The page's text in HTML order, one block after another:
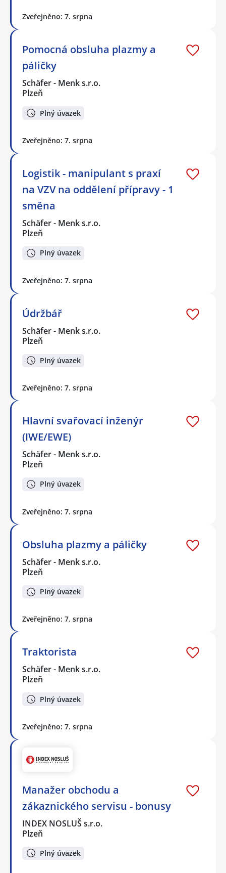
Zveřejněno: 7. srpna
Pomocná obsluha plazmy a
páličky
Schäfer - Menk s.r.o.
Plzeň
Plný úvazek
Zveřejněno: 7. srpna
Logistik - manipulant s praxí
na VZV na oddělení přípravy - 1
směna
Schäfer - Menk s.r.o.
Plzeň
Plný úvazek
Zveřejněno: 7. srpna
Údržbář
Schäfer - Menk s.r.o.
Plzeň
Plný úvazek
Zveřejněno: 7. srpna
Hlavní svařovací inženýr
(IWE/EWE)
Schäfer - Menk s.r.o.
Plzeň
Plný úvazek
Zveřejněno: 7. srpna
Obsluha plazmy a páličky
Schäfer - Menk s.r.o.
Plzeň
Plný úvazek
Zveřejněno: 7. srpna
Traktorista
Schäfer - Menk s.r.o.
Plzeň
Plný úvazek
Zveřejněno: 7. srpna
Manažer obchodu a
zákaznického servisu - bonusy
INDEX NOSLUŠ s.r.o.
Plzeň
Plný úvazek